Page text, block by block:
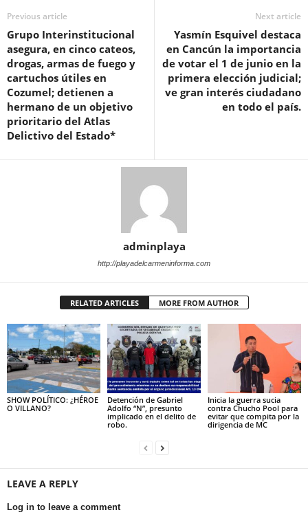
Previous article
Grupo Interinstitucional
asegura, en cinco cateos,
drogas, armas de fuego y
cartuchos útiles en
Cozumel; detienen a
hermano de un objetivo
prioritario del Atlas
Delictivo del Estado*
Next article
Yasmín Esquivel destaca
en Cancún la importancia
de votar el 1 de junio en la
primera elección judicial;
ve gran interés ciudadano
en todo el país.
adminplaya
http://playadelcarmeninforma.com
RELATED ARTICLES MORE FROM AUTHOR
SHOW POLÍTICO: ¿HÉROE
O VILLANO?
Detención de Gabriel
Adolfo “N”, presunto
implicado en el delito de
robo.
Inicia la guerra sucia
contra Chucho Pool para
evitar que compita por la
dirigencia de MC
LEAVE A REPLY
Log in to leave a comment